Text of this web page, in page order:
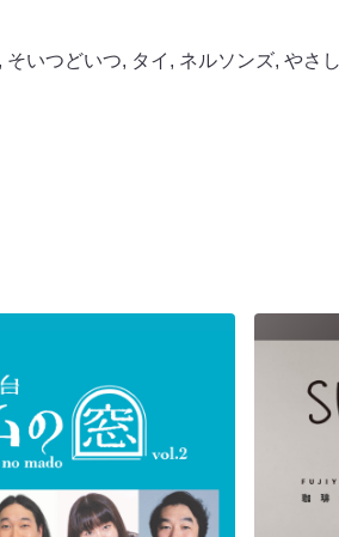
, そいつどいつ, タイ , ネルソンズ, やさ